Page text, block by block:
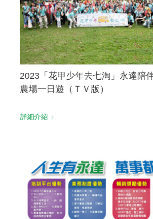
2023「花甲少年去七淘」永達陪
農場一日遊（ＴＶ版）
詳細介紹